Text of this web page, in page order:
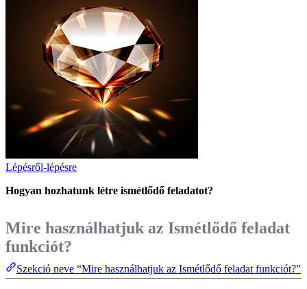
Lépésről-lépésre
Hogyan hozhatunk létre ismétlődő feladatot?
Mire használhatjuk az Ismétlődő feladat
funkciót?
Szekció neve “Mire használhatjuk az Ismétlődő feladat funkciót?”